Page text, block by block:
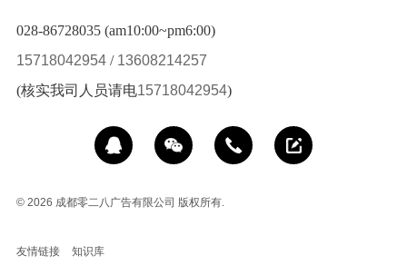
028-86728035 (am10:00~pm6:00)
15718042954/ 13608214257
(核实我司人员请电15718042954)
© 2026 成都零二八广告有限公司 版权所有.
友情链接 知识库